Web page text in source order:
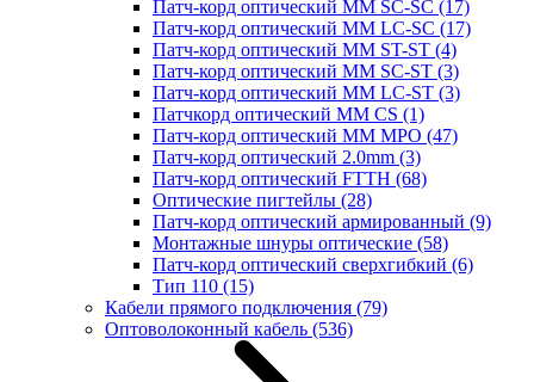
Патч-корд оптический MM SC-SC (17)
Патч-корд оптический MM LC-SC (17)
Патч-корд оптический MM ST-ST (4)
Патч-корд оптический MM SC-ST (3)
Патч-корд оптический MM LC-ST (3)
Патчкорд оптический MM CS (1)
Патч-корд оптический MM MPO (47)
Патч-корд оптический 2.0mm (3)
Патч-корд оптический FTTH (68)
Оптические пигтейлы (28)
Патч-корд оптический армированный (9)
Монтажные шнуры оптические (58)
Патч-корд оптический сверхгибкий (6)
Тип 110 (15)
Кабели прямого подключения (79)
Оптоволоконный кабель (536)